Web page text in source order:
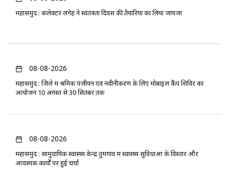
महासमुंद : कलेक्टर लंगेह ने स्वतंत्रता दिवस की तैयारियों का लिया जायजा
08-08-2026
महासमुंद : जिले में श्रमिक पंजीयन एवं नवीनीकरण के लिए मोबाइल कैंप शिविर का
आयोजन 10 अगस्त से 30 सितंबर तक
08-08-2026
महासमुंद : सामुदायिक स्वास्थ्य केन्द्र तुमगांव में स्वास्थ्य सुविधाओं के विस्तार और
आवश्यक कार्यों पर हुई चर्चा